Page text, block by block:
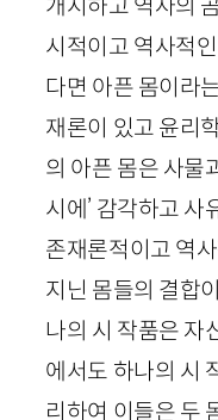
개시하고 역사의
시적이고 역사적
다면 아픈 몸이라
재론이 있고 윤리
의 아픈 몸은 사물
시에’ 감각하고 사
존재론적이고 역
지닌 몸들의 결합
나의 시 작품은 자
에서도 하나의 시
리하여 이들은 두